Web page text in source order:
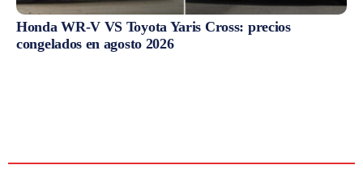
Honda WR-V VS Toyota Yaris Cross: precios
congelados en agosto 2026